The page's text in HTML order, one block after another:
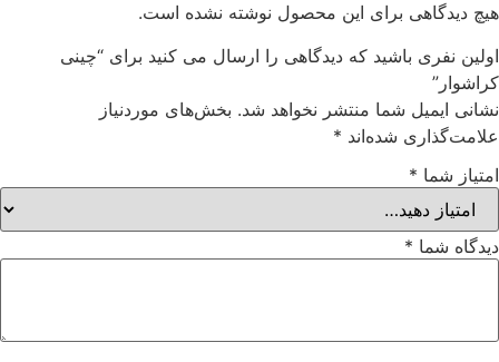
هیچ دیدگاهی برای این محصول نوشته نشده است.
اولین نفری باشید که دیدگاهی را ارسال می کنید برای “چینی
کراشوار”
نشانی ایمیل شما منتشر نخواهد شد. بخش‌های موردنیاز
علامت‌گذاری شده‌اند *
امتیاز شما *
دیدگاه شما *